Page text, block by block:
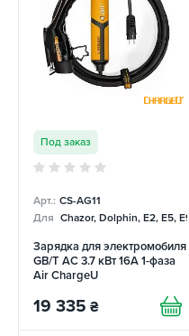
Под заказ
Арт.: CS-AG11
Для Chazor, Dolphin, E2, E5,
Зарядка для электромобиля
GB/T AC 3.7 кВт 16А 1-фаза
Air ChargeU
19 335 ₴